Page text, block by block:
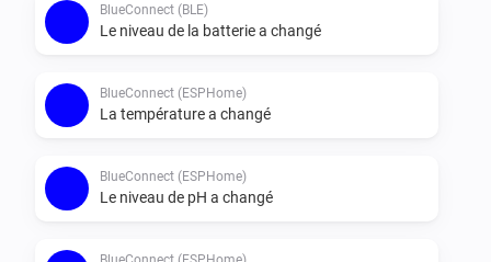
BlueConnect (BLE)
Le niveau de la batterie a changé
BlueConnect (ESPHome)
La température a changé
BlueConnect (ESPHome)
Le niveau de pH a changé